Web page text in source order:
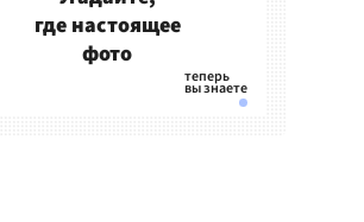
где настоящее
фото